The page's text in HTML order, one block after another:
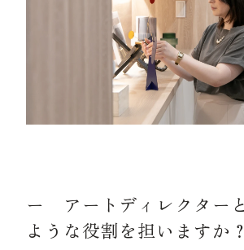
ー アートディレクター
ような役割を担いますか？